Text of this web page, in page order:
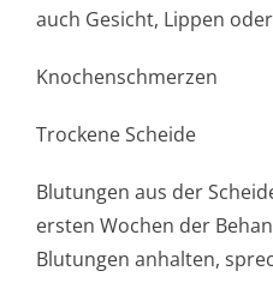
auch Gesicht, Lippen
Knochenschmerzen
Trockene Scheide
Blutungen aus der
ersten Wochen der
Blutungen anhalten,